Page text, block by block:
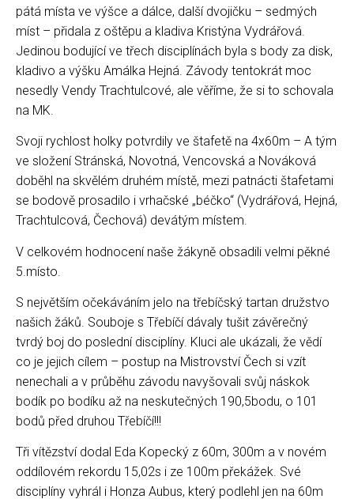
pátá místa ve výšce a dálce, další dvojičku – sedmých
míst – přidala z oštěpu a kladiva Kristýna Vydrářová.
Jedinou bodující ve třech disciplínách byla s body za disk,
kladivo a výšku Amálka Hejná. Závody tentokrát moc
nesedly Vendy Trachtulcové, ale věříme, že si to schovala
na MK.
Svoji rychlost holky potvrdily ve štafetě na 4x60m – A tým
ve složení Stránská, Novotná, Vencovská a Nováková
doběhl na skvělém druhém místě, mezi patnácti štafetami
se bodově prosadilo i vrhačské „béčko“ (Vydrářová, Hejná,
Trachtulcová, Čechová) devátým místem.
V celkovém hodnocení naše žákyně obsadili velmi pěkné
5.místo.
S největším očekáváním jelo na třebíčský tartan družstvo
našich žáků. Souboje s Třebíčí dávaly tušit závěrečný
tvrdý boj do poslední disciplíny. Kluci ale ukázali, že vědí
co je jejich cílem – postup na Mistrovství Čech si vzít
nenechali a v průběhu závodu navyšovali svůj náskok
bodík po bodíku až na neskutečných 190,5bodu, o 101
bodů před druhou Třebíčí!!!
Tři vítězství dodal Eda Kopecký z 60m, 300m a v novém
oddílovém rekordu 15,02s i ze 100m překážek. Své
disciplíny vyhrál i Honza Aubus, který podlehl jen na 60m